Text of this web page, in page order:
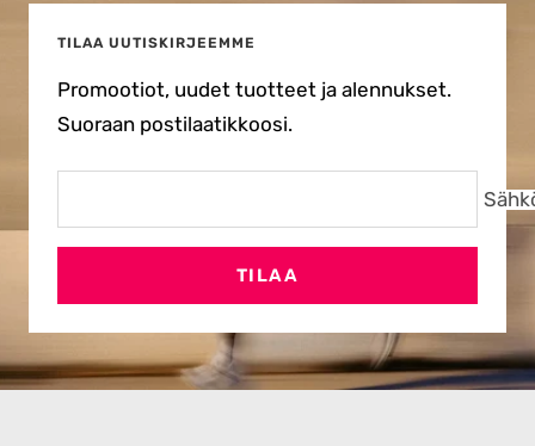
TILAA UUTISKIRJEEMME
Promootiot, uudet tuotteet ja alennukset.
Suoraan postilaatikkoosi.
TILAA